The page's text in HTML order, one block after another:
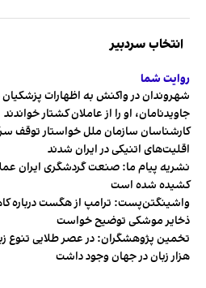
انتخاب سردبیر
روایت شما
شهروندان در واکنش به اظهارات پزشکیان
جاویدنامان، او را از عاملان کشتار خواندند
کارشناسان سازمان ملل خواستار توقف
اقلیت‌های اتنیکی در ایران شدند
نشریه پیام ما: صنعت گردشگری ایران
کشیده شده است
واشینگتن‌پست: ترامپ از هگست درباره
ذخایر موشکی توضیح خواست
هزار زبان در جهان وجود داشت